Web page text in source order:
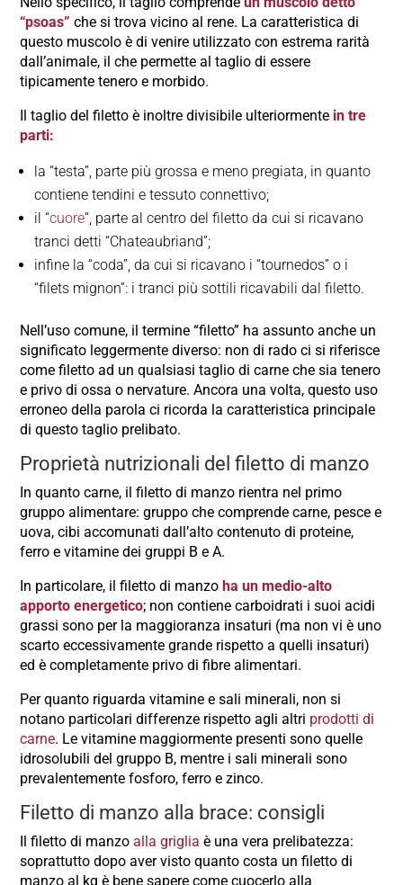
“psoas” che si trova vicino al rene. La caratteristica di
questo muscolo è di venire utilizzato con estrema rarità
dall’animale, il che permette al taglio di essere
tipicamente tenero e morbido.
Il taglio del filetto è inoltre divisibile ulteriormente in tre
parti:
la “testa”, parte più grossa e meno pregiata, in quanto
contiene tendini e tessuto connettivo;
il “cuore“, parte al centro del filetto da cui si ricavano
tranci detti “Chateaubriand”;
infine la “coda”, da cui si ricavano i “tournedos” o i
“filets mignon”: i tranci più sottili ricavabili dal filetto.
Nell’uso comune, il termine “filetto” ha assunto anche un
significato leggermente diverso: non di rado ci si riferisce
come filetto ad un qualsiasi taglio di carne che sia tenero
e privo di ossa o nervature. Ancora una volta, questo uso
erroneo della parola ci ricorda la caratteristica principale
di questo taglio prelibato.
Proprietà nutrizionali del filetto di manzo
In quanto carne, il filetto di manzo rientra nel primo
gruppo alimentare: gruppo che comprende carne, pesce e
uova, cibi accomunati dall’alto contenuto di proteine,
ferro e vitamine dei gruppi B e A.
In particolare, il filetto di manzo ha un medio-alto
apporto energetico; non contiene carboidrati i suoi acidi
grassi sono per la maggioranza insaturi (ma non vi è uno
scarto eccessivamente grande rispetto a quelli insaturi)
ed è completamente privo di fibre alimentari.
Per quanto riguarda vitamine e sali minerali, non si
notano particolari differenze rispetto agli altri prodotti di
carne. Le vitamine maggiormente presenti sono quelle
idrosolubili del gruppo B, mentre i sali minerali sono
prevalentemente fosforo, ferro e zinco.
Filetto di manzo alla brace: consigli
Il filetto di manzoalla griglia è una vera prelibatezza:
soprattutto dopo aver visto quanto costa un filetto di
manzo al kg è bene sapere come cuocerlo alla